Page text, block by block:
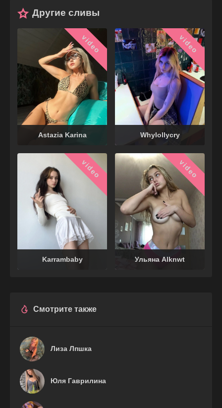
Другие сливы
video
Astazia Karina
video
Whylollycry
video
Karrambaby
video
Ульяна Alknwt
Смотрите также
Лиза Лпшка
Юля Гаврилина